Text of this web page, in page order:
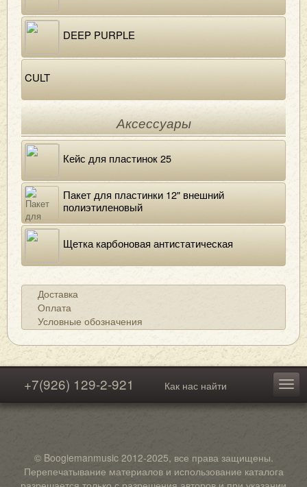
DEEP PURPLE
CULT
Аксессуары
Кейс для пластинок 25
Пакет для пластинки 12" внешний
полиэтиленовый
Щетка карбоновая антистатическая
Доставка
Оплата
Условные обозначения
+7(926) 129-2-921 Как нас найти
© Boogiemanmusic 2012-2025, все права защищены.
Перепечатывание материалов и использование каталога